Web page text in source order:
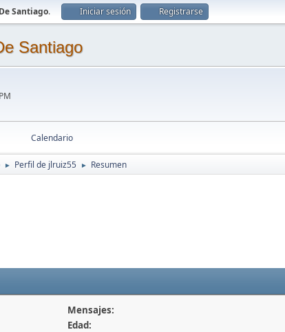
Santiago. Iniciar sesión Registrarse
Santiago
Calendario
► Perfil de jlruiz55 ► Resumen
Mensajes:
Edad: